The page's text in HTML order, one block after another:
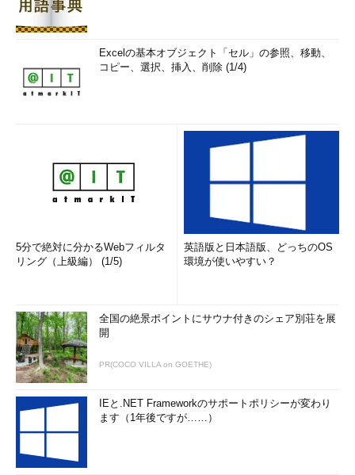
Get-VolumeでリモートPCのボリューム情報を取得する
-CimSessionオプションを付けて、リモートPCとのCIMセ
ッションを指定すると、リモートPCのボリューム情報を取
得できる。
結果をクリップボードにコピーする
「| clip」を付ければよい。結果をタブ区切りテキストにして表
計算ソフトなどに貼り付けたければ、「
（GUIの）グリッド選択ツールへ送るという方法もある。
PowerShellをコマンドプロンプトから実行する
いちいちPowerShellのウィンドウなどを開いて実行するのが面
呼び出したりしたいだけなら、PowerShellのスクリプトの前に
Excelの基本オブジェクト「セル」の参照、移動、
コピー、選択、挿入、削除 (1/4)
5分で絶対に分かるWebフィルタ
リング（上級編） (1/5)
英語版と日本語版、どっちのOS
環境が使いやすい？
全国の絶景ポイントにサウナ付きのシェア別荘を展
開
PR(COCO VILLA on GOETHE)
IEと.NET Frameworkのサポートポリシーが変わり
ます（1年後ですが……）